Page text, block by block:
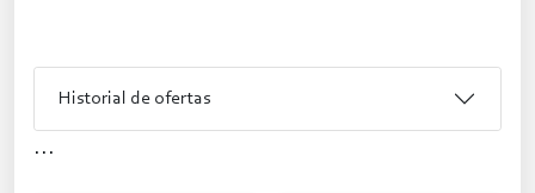
Historial de ofertas
...